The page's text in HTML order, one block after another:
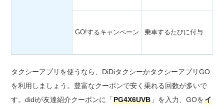
GO!するキャンペーン 乗車するたびに付与
タクシーアプリを使うなら、DiDiタクシーかタクシーアプリGO
を利用しましょう。豊富なクーポンで安く乗れる回数が多いで
す。didiが友達紹介クーポンに「PG4X6UVB 」を入力、GOをイ